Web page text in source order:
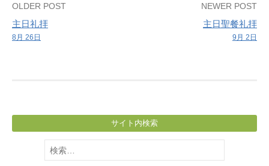
Post
navigation
OLDER POST
主日礼拝
8月 26日
NEWER POST
主日聖餐礼拝
9月 2日
サイト内検索
検
索: